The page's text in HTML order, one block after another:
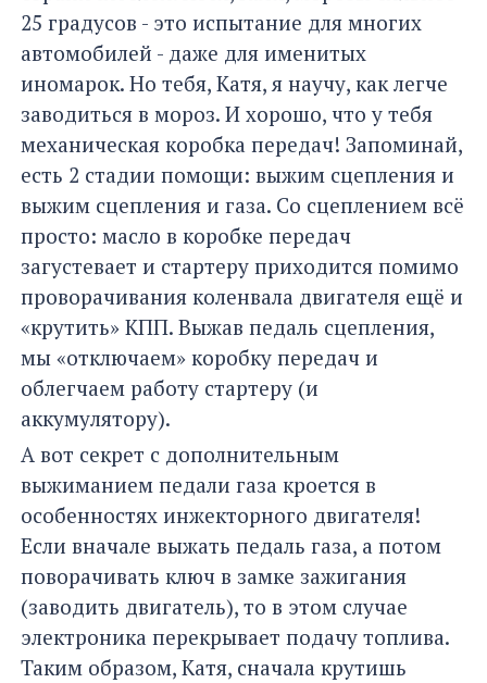
25 градусов - это испытание для многих
автомобилей - даже для именитых
иномарок. Но тебя, Катя, я научу, как легче
заводиться в мороз. И хорошо, что у тебя
механическая коробка передач! Запоминай,
есть 2 стадии помощи: выжим сцепления и
выжим сцепления и газа. Со сцеплением всё
просто: масло в коробке передач
загустевает и стартеру приходится помимо
проворачивания коленвала двигателя ещё и
«крутить» КПП. Выжав педаль сцепления,
мы «отключаем» коробку передач и
облегчаем работу стартеру (и
аккумулятору).
А вот секрет с дополнительным
выжиманием педали газа кроется в
особенностях инжекторного двигателя!
Если вначале выжать педаль газа, а потом
поворачивать ключ в замке зажигания
(заводить двигатель), то в этом случае
электроника перекрывает подачу топлива.
Таким образом, Катя, сначала крутишь